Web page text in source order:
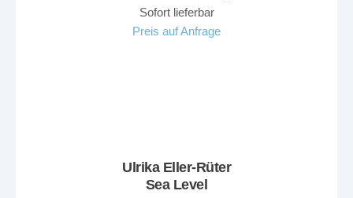
Sofort lieferbar
Preis auf Anfrage
Ulrika Eller-Rüter
Sea Level